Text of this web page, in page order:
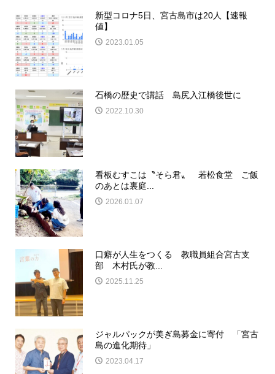
新型コロナ5日、宮古島市は20人【速報
値】
2023.01.05
石橋の歴史で講話 島尻入江橋後世に
2022.10.30
看板むすこは〝そら君〟 若松食堂 ご飯
のあとは裏庭...
2026.01.07
口癖が人生をつくる 教職員組合宮古支
部 木村氏が教...
2025.11.25
ジャルパックが美ぎ島募金に寄付 「宮古
島の進化期待」
2023.04.17